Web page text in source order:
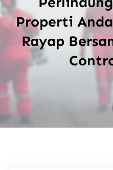
Properti
Rayap